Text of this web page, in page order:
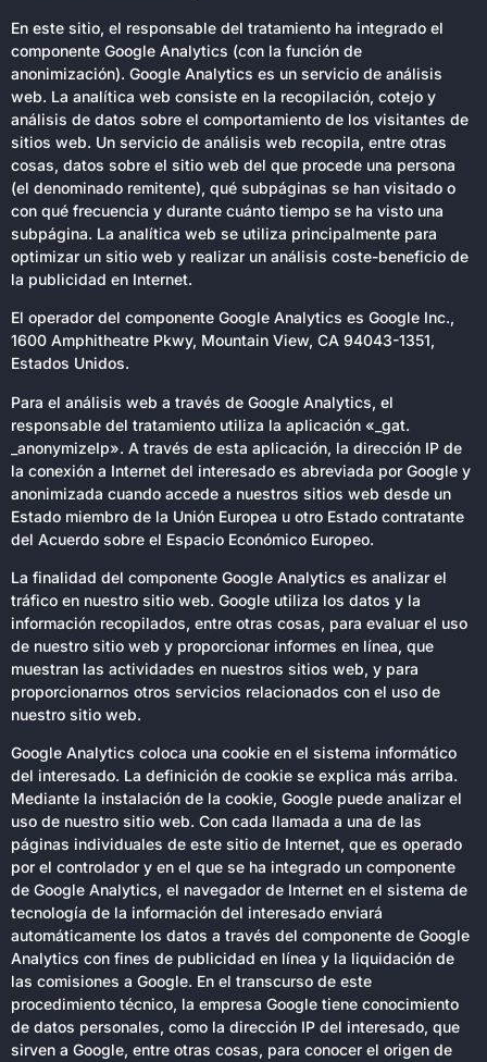
En este sitio, el responsable del tratamiento ha integrado el
componente Google Analytics (con la función de
anonimización). Google Analytics es un servicio de análisis
web. La analítica web consiste en la recopilación, cotejo y
análisis de datos sobre el comportamiento de los visitantes de
sitios web. Un servicio de análisis web recopila, entre otras
cosas, datos sobre el sitio web del que procede una persona
(el denominado remitente), qué subpáginas se han visitado o
con qué frecuencia y durante cuánto tiempo se ha visto una
subpágina. La analítica web se utiliza principalmente para
optimizar un sitio web y realizar un análisis coste-beneficio de
la publicidad en Internet.
El operador del componente Google Analytics es Google Inc.,
1600 Amphitheatre Pkwy, Mountain View, CA 94043-1351,
Estados Unidos.
Para el análisis web a través de Google Analytics, el
responsable del tratamiento utiliza la aplicación «_gat.
_anonymizeIp». A través de esta aplicación, la dirección IP de
la conexión a Internet del interesado es abreviada por Google y
anonimizada cuando accede a nuestros sitios web desde un
Estado miembro de la Unión Europea u otro Estado contratante
del Acuerdo sobre el Espacio Económico Europeo.
La finalidad del componente Google Analytics es analizar el
tráfico en nuestro sitio web. Google utiliza los datos y la
información recopilados, entre otras cosas, para evaluar el uso
de nuestro sitio web y proporcionar informes en línea, que
muestran las actividades en nuestros sitios web, y para
proporcionarnos otros servicios relacionados con el uso de
nuestro sitio web.
Google Analytics coloca una cookie en el sistema informático
del interesado. La definición de cookie se explica más arriba.
Mediante la instalación de la cookie, Google puede analizar el
uso de nuestro sitio web. Con cada llamada a una de las
páginas individuales de este sitio de Internet, que es operado
por el controlador y en el que se ha integrado un componente
de Google Analytics, el navegador de Internet en el sistema de
tecnología de la información del interesado enviará
automáticamente los datos a través del componente de Google
Analytics con fines de publicidad en línea y la liquidación de
las comisiones a Google. En el transcurso de este
procedimiento técnico, la empresa Google tiene conocimiento
de datos personales, como la dirección IP del interesado, que
sirven a Google, entre otras cosas, para conocer el origen de